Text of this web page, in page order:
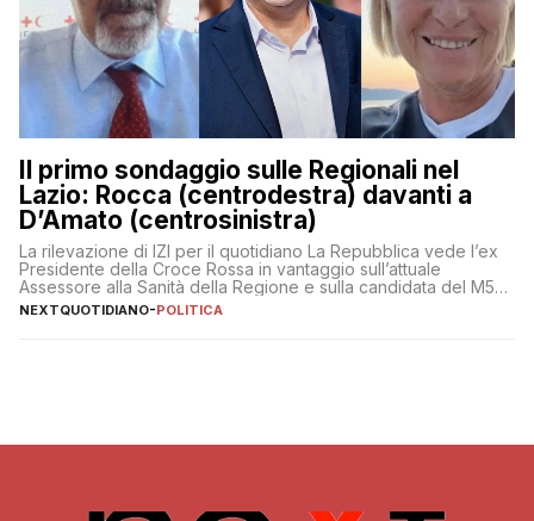
Il primo sondaggio sulle Regionali nel
Lazio: Rocca (centrodestra) davanti a
D’Amato (centrosinistra)
La rilevazione di IZI per il quotidiano La Repubblica vede l’ex
Presidente della Croce Rossa in vantaggio sull’attuale
Assessore alla Sanità della Regione e sulla candidata del M5S
Donatella Bianchi
NEXTQUOTIDIANO-POLITICA